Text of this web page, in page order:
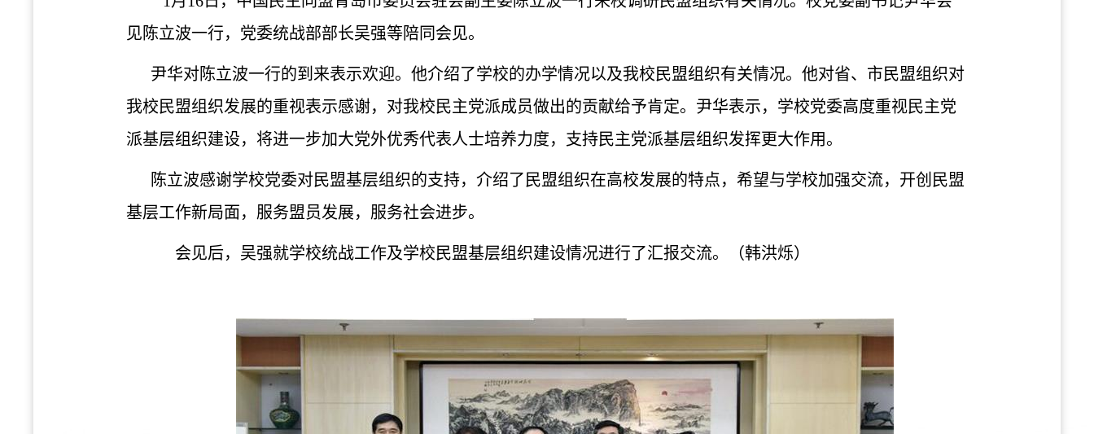
见陈立波一行，党委统战部部长吴强等陪同会见。
尹华对陈立波一行的到来表示欢迎。他介绍了学校的办学情况以及我校民盟组织有关情况。他对省、市民盟组织对
我校民盟组织发展的重视表示感谢，对我校民主党派成员做出的贡献给予肯定。尹华表示，学校党委高度重视民主党
派基层组织建设，将进一步加大党外优秀代表人士培养力度，支持民主党派基层组织发挥更大作用。
陈立波感谢学校党委对民盟基层组织的支持，介绍了民盟组织在高校发展的特点，希望与学校加强交流，开创民盟
基层工作新局面，服务盟员发展，服务社会进步。
会见后，吴强就学校统战工作及学校民盟基层组织建设情况进行了汇报交流。（韩洪烁）